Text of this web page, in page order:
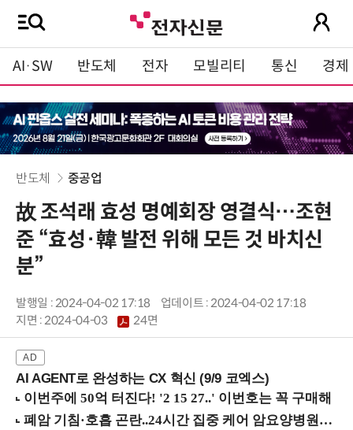
AI·SW 반도체 전자 모빌리티 통신 경제
반도체 중공업
故 조석래 효성 명예회장 영결식…조현
준 “효성·韓 발전 위해 모든 것 바치신
분”
발행일 : 2024-04-02 17:18
업데이트 : 2024-04-02 17:18
지면 :2024-04-03 24면
AI AGENT로 완성하는 CX 혁신 (9/9 코엑스)